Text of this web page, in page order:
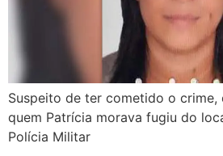
Suspeito de ter cometido o crime,
quem Patrícia morava fugiu do
Polícia Militar